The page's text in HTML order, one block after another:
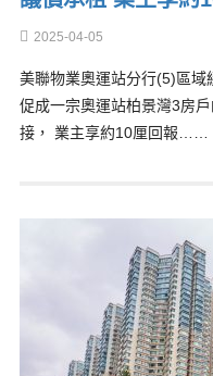
2025-04-05
美聯物業奧運站分行(5)區
促成一宗奧運站柏景灣3房
接， 業主享約10厘回報……